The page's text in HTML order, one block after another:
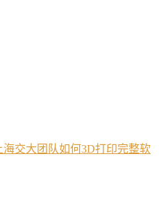
交大团队如何3D打印完整软